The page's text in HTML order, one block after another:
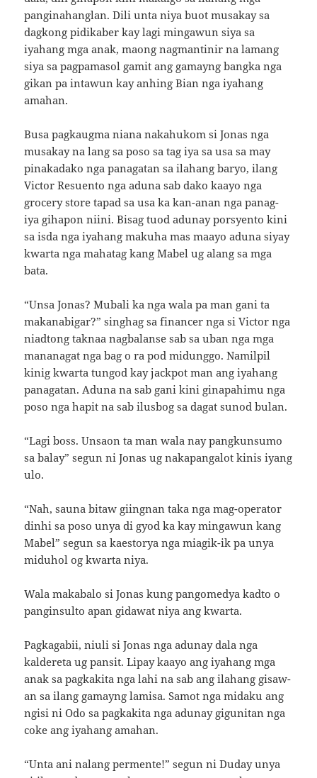
panginahanglan. Dili unta niya buot musakay sa
dagkong pidikaber kay lagi mingawun siya sa
iyahang mga anak, maong nagmantinir na lamang
siya sa pagpamasol gamit ang gamayng bangka nga
gikan pa intawun kay anhing Bian nga iyahang
amahan.
Busa pagkaugma niana nakahukom si Jonas nga
musakay na lang sa poso sa tag iya sa usa sa may
pinakadako nga panagatan sa ilahang baryo, ilang
Victor Resuento nga aduna sab dako kaayo nga
grocery store tapad sa usa ka kan-anan nga panag-
iya gihapon niini. Bisag tuod adunay porsyento kini
sa isda nga iyahang makuha mas maayo aduna siyay
kwarta nga mahatag kang Mabel ug alang sa mga
bata.
“Unsa Jonas? Mubali ka nga wala pa man gani ta
makanabigar?” singhag sa financer nga si Victor nga
niadtong taknaa nagbalanse sab sa uban nga mga
mananagat nga bag o ra pod midunggo. Namilpil
kinig kwarta tungod kay jackpot man ang iyahang
panagatan. Aduna na sab gani kini ginapahimu nga
poso nga hapit na sab ilusbog sa dagat sunod bulan.
“Lagi boss. Unsaon ta man wala nay pangkunsumo
sa balay” segun ni Jonas ug nakapangalot kinis iyang
ulo.
“Nah, sauna bitaw giingnan taka nga mag-operator
dinhi sa poso unya di gyod ka kay mingawun kang
Mabel” segun sa kaestorya nga miagik-ik pa unya
miduhol og kwarta niya.
Wala makabalo si Jonas kung pangomedya kadto o
panginsulto apan gidawat niya ang kwarta.
Pagkagabii, niuli si Jonas nga adunay dala nga
kaldereta ug pansit. Lipay kaayo ang iyahang mga
anak sa pagkakita nga lahi na sab ang ilahang gisaw-
an sa ilang gamayng lamisa. Samot nga midaku ang
ngisi ni Odo sa pagkakita nga adunay gigunitan nga
coke ang iyahang amahan.
“Unta ani nalang permente!” segun ni Duday unya